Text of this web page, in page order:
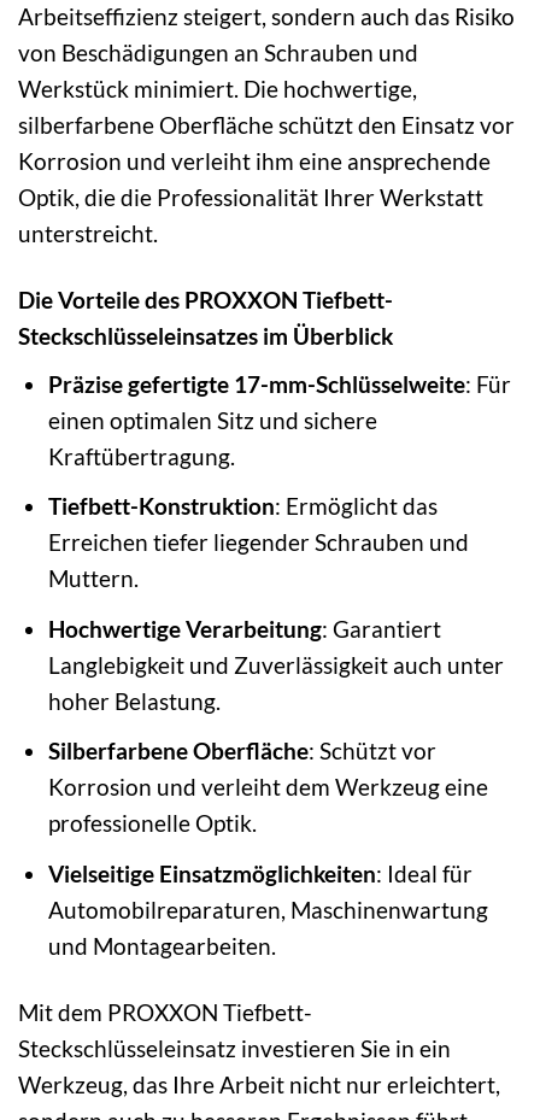
Arbeitseffizienz steigert, sondern auch das Risiko
von Beschädigungen an Schrauben und
Werkstück minimiert. Die hochwertige,
silberfarbene Oberfläche schützt den Einsatz vor
Korrosion und verleiht ihm eine ansprechende
Optik, die die Professionalität Ihrer Werkstatt
unterstreicht.
Die Vorteile des PROXXON Tiefbett-
Steckschlüsseleinsatzes im Überblick
Präzise gefertigte 17-mm-Schlüsselweite: Für
einen optimalen Sitz und sichere
Kraftübertragung.
Tiefbett-Konstruktion: Ermöglicht das
Erreichen tiefer liegender Schrauben und
Muttern.
Hochwertige Verarbeitung: Garantiert
Langlebigkeit und Zuverlässigkeit auch unter
hoher Belastung.
Silberfarbene Oberfläche: Schützt vor
Korrosion und verleiht dem Werkzeug eine
professionelle Optik.
Vielseitige Einsatzmöglichkeiten: Ideal für
Automobilreparaturen, Maschinenwartung
und Montagearbeiten.
Mit dem PROXXON Tiefbett-
Steckschlüsseleinsatz investieren Sie in ein
Werkzeug, das Ihre Arbeit nicht nur erleichtert,